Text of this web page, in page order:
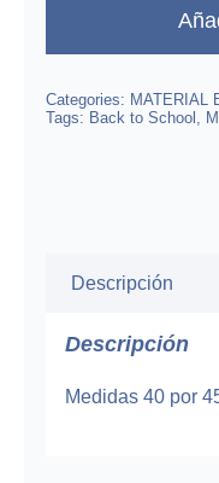
Categories: MATERIAL
Tags: Back to School ,
Descripción
Descripción
Medidas 40 por